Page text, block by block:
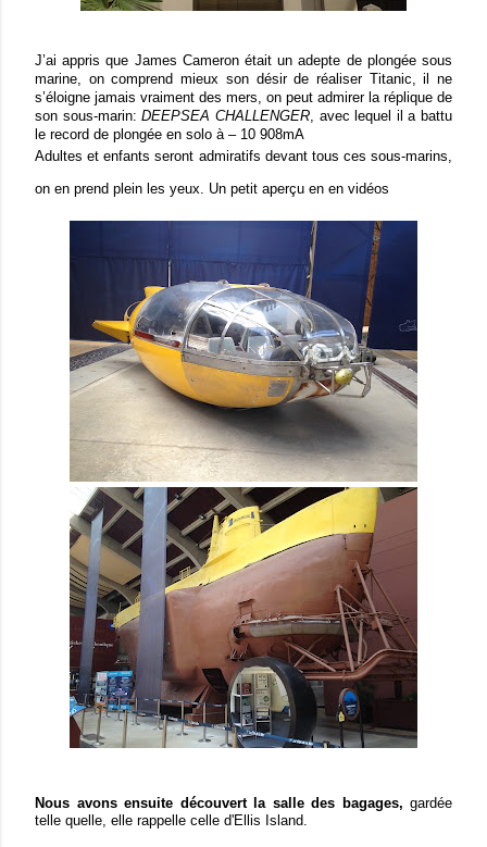
J’ai appris que James Cameron était un adepte de plongée sous
marine, on comprend mieux son désir de réaliser Titanic, il ne
s’éloigne jamais vraiment des mers, on peut admirer la réplique de
son sous-marin:DEEPSEA CHALLENGER, avec lequel il a battu
le record de plongée en solo à – 10 908mA
Adultes et enfants seront admiratifs devant tous ces sous-marins,
on en prend plein les yeux. Un petit aperçu en en vidéos
Nous avons ensuite découvert la salle des bagages, gardée
telle quelle, elle rappelle celle d'Ellis Island.